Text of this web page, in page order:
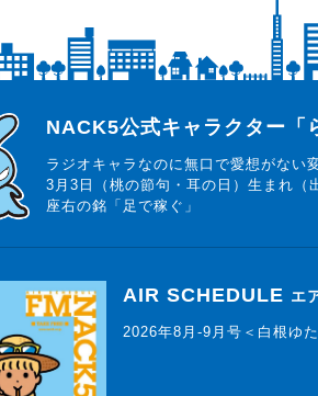
らじっと君
NACK5公式キャラクター「
ラジオキャラなのに無口で愛想がない
3月3日（桃の節句・耳の日）生まれ（
座右の銘「足で稼ぐ」
AIR SCHEDULE エ
2026年8月-9月号＜白根ゆ